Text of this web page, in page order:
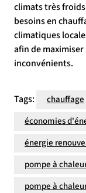
climats très
besoins en
climatiques
afin de
inconvénients.
Tags: chauffage
économies
énergie
pompe à
pompe à